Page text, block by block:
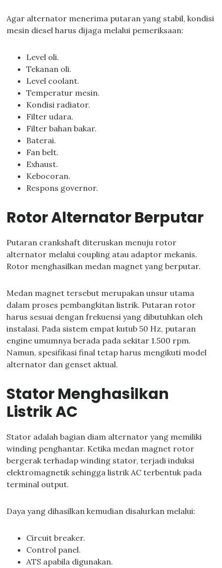
Agar alternator menerima putaran yang stabil, kondisi
mesin diesel harus dijaga melalui pemeriksaan:
Level oli.
Tekanan oli.
Level coolant.
Temperatur mesin.
Kondisi radiator.
Filter udara.
Filter bahan bakar.
Baterai.
Fan belt.
Exhaust.
Kebocoran.
Respons governor.
Rotor Alternator Berputar
Putaran crankshaft diteruskan menuju rotor
alternator melalui coupling atau adaptor mekanis.
Rotor menghasilkan medan magnet yang berputar.
Medan magnet tersebut merupakan unsur utama
dalam proses pembangkitan listrik. Putaran rotor
harus sesuai dengan frekuensi yang dibutuhkan oleh
instalasi. Pada sistem empat kutub 50 Hz, putaran
engine umumnya berada pada sekitar 1.500 rpm.
Namun, spesifikasi final tetap harus mengikuti model
alternator dan genset aktual.
Stator Menghasilkan
Listrik AC
Stator adalah bagian diam alternator yang memiliki
winding penghantar. Ketika medan magnet rotor
bergerak terhadap winding stator, terjadi induksi
elektromagnetik sehingga listrik AC terbentuk pada
terminal output.
Daya yang dihasilkan kemudian disalurkan melalui:
Circuit breaker.
Control panel.
ATS apabila digunakan.